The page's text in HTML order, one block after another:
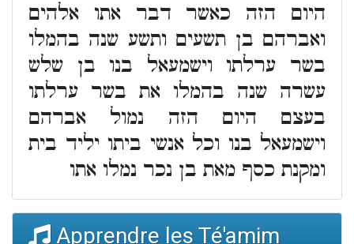
היום הזה כאשר דבר אתו אלהים
ואברהם בן תשעים ותשע שנה בהמלו
בשר ערלתו וישמעאל בנו בן שלש
עשרה שנה בהמלו את בשר ערלתו
בעצם היום הזה נמול אברהם
וישמעאל בנו וכל אנשי ביתו יליד בית
ומקנת כסף מאת בן נכר נמלו אתו
Apprendre les Té'amim